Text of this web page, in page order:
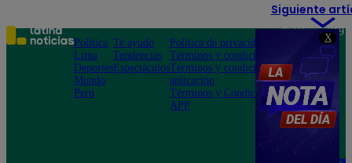
X
Siguiente
Política
Lima
Deportes
Mundo
Perú
Te ayudo
Tendencias
Espectáculos
Política de privacidad
Términos y condiciones
Términos y condiciones
aplicación
Términos y Condiciones
APP
Teléfono: 219
Av. San
Felipe 968
Jesús María